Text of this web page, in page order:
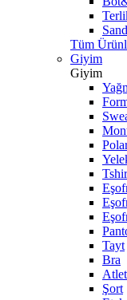
Tüm
Giyim
Giyim
Tayt
Bra
Atlet
Şort